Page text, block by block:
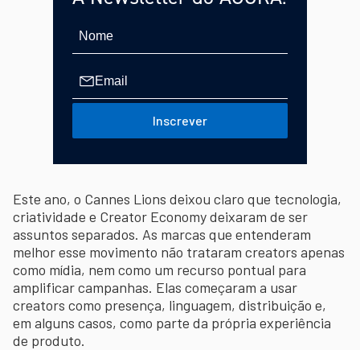
Inscrever
Este ano, o Cannes Lions deixou claro que tecnologia,
criatividade e Creator Economy deixaram de ser
assuntos separados. As marcas que entenderam
melhor esse movimento não trataram creators apenas
como mídia, nem como um recurso pontual para
amplificar campanhas. Elas começaram a usar
creators como presença, linguagem, distribuição e,
em alguns casos, como parte da própria experiência
de produto.